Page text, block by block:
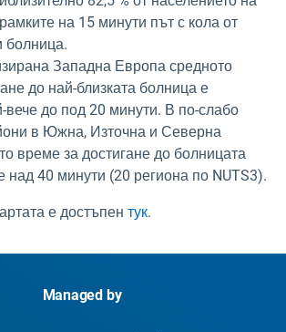
на 15 минути път с кола от
болница.
Западна Европа средното
до най-близката болница е
вече до под 20 минути. В по-слабо
в Южна, Източна и Северна
време за достигане до болницата
40 минути (20 региона по NUTS3).
е достъпен тук.
Managed by